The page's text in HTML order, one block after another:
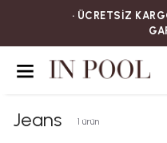
• ÜCRETSİZ
Jeans 1 ürün